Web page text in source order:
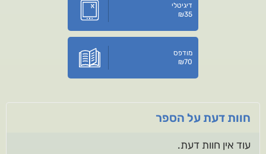
דיגיטלי
₪35
מודפס
₪70
חוות דעת על הספר
עוד אין חוות דעת.